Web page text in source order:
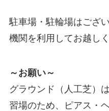
駐車場・駐輪場はござ
機関を利用してお越しく
～お願い～
グラウンド（人工芝）
習場のため、ピアス・